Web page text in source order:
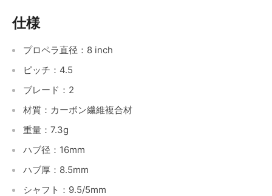
仕様
プロペラ直径：8 inch
ピッチ：4.5
ブレード：2
材質：カーボン繊維複合材
重量：7.3g
ハブ径：16mm
ハブ厚：8.5mm
シャフト：9.5/5mm